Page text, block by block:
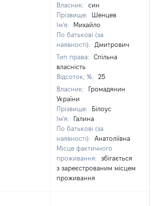
Власник:
син
Прізвище:
Шенцев
Ім'я:
Михайло
По батькові (за
наявності):
Дмитрович
Тип права:
Спільна
власність
Відсоток, %:
25
Власник:
Громадянин
України
Прізвище:
Білоус
Ім'я:
Галина
По батькові (за
наявності):
Анатоліївна
Місце фактичного
проживання:
збігається
з зареєстрованим місцем
проживання